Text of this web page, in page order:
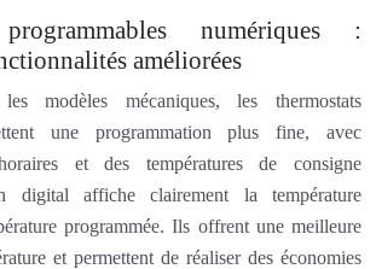
numériques :
améliorées
modèles mécaniques, les thermostats
une programmation plus fine, avec
et des températures de consigne
digital affiche clairement la température
programmée. Ils offrent une meilleure
et permettent de réaliser des économies